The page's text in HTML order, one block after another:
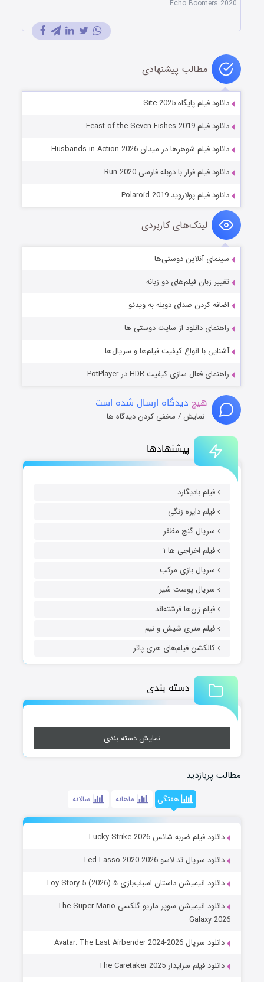
پیشنهادها
فیلم بادیگارد
فیلم دایره زنگی
سریال گنج مظفر
فیلم اخراجی ها ۱
سریال بازی مرکب
سریال پوست شیر
فیلم زن‌ها فرشته‌اند
فیلم متری شیش و نیم
کالکشن فیلم‌های هری پاتر
دسته بندی
نمایش دسته بندی
مطالب پربازدید
هفتگی ماهانه سالانه
دانلود فیلم ضربه شانس Lucky Strike 2026
دانلود سریال تد لاسو Ted Lasso 2020-2026
دانلود انیمیشن داستان اسباب‌بازی ۵ Toy Story 5 (2026)
دانلود انیمیشن سوپر ماریو گلکسی The Super Mario
Galaxy 2026
دانلود سریال Avatar: The Last Airbender 2024-2026
دانلود فیلم سرایدار The Caretaker 2025
Echo Boomers 2020
مطالب پیشنهادی
دانلود فیلم پایگاه Site 2025
دانلود فیلم Feast of the Seven Fishes 2019
دانلود فیلم شوهرها در میدان Husbands in Action 2026
دانلود فیلم فرار با دوبله فارسی Run 2020
دانلود فیلم پولاروید Polaroid 2019
لینک‌های کاربردی
سینمای آنلاین دوستی‌ها
تغییر زبان فیلم‌های دو زبانه
اضافه کردن صدای دوبله به ویدئو
راهنمای دانلود از سایت دوستی ها
آشنایی با انواع کیفیت فیلم‌ها و سریال‌ها
راهنمای فعال سازی کیفیت HDR در PotPlayer
هیچ دیدگاه ارسال شده است
نمایش / مخفی کردن دیدگاه ها